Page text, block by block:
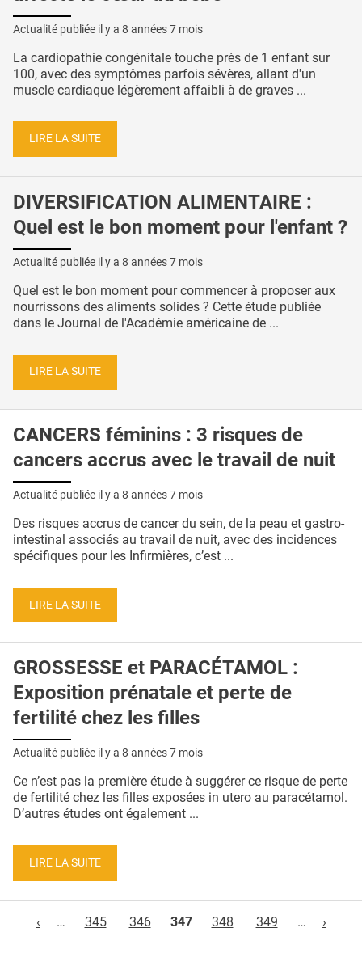
Actualité publiée il y a 8 années 7 mois
La cardiopathie congénitale touche près de 1 enfant sur
100, avec des symptômes parfois sévères, allant d'un
muscle cardiaque légèrement affaibli à de graves ...
LIRE LA SUITE
DIVERSIFICATION ALIMENTAIRE :
Quel est le bon moment pour l'enfant ?
Actualité publiée il y a 8 années 7 mois
Quel est le bon moment pour commencer à proposer aux
nourrissons des aliments solides ? Cette étude publiée
dans le Journal de l'Académie américaine de ...
LIRE LA SUITE
CANCERS féminins : 3 risques de
cancers accrus avec le travail de nuit
Actualité publiée il y a 8 années 7 mois
Des risques accrus de cancer du sein, de la peau et gastro-
intestinal associés au travail de nuit, avec des incidences
spécifiques pour les Infirmières, c’est ...
LIRE LA SUITE
GROSSESSE et PARACÉTAMOL :
Exposition prénatale et perte de
fertilité chez les filles
Actualité publiée il y a 8 années 7 mois
Ce n’est pas la première étude à suggérer ce risque de perte
de fertilité chez les filles exposées in utero au paracétamol.
D’autres études ont également ...
LIRE LA SUITE
‹
… 345 346 347 348 349 … ›